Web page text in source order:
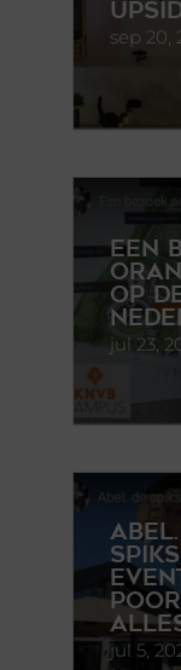
sep 20,
Een
op
jul 23,
jul 5,